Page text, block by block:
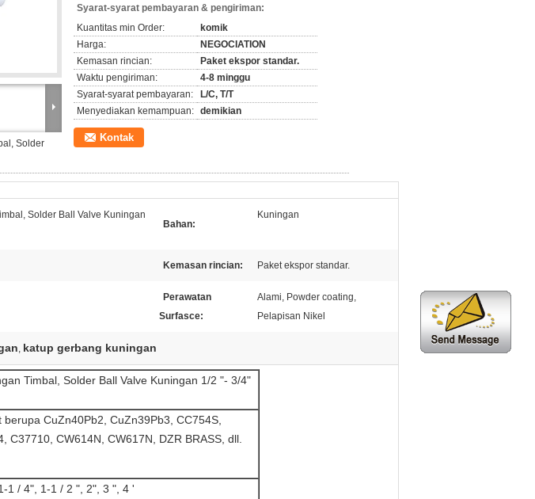
Solder
Syarat-syarat pembayaran & pengiriman:
Kuantitas min Order:
komik
Harga:
NEGOCIATION
Kemasan rincian:
Paket ekspor standar.
Waktu pengiriman:
4-8 minggu
Syarat-syarat pembayaran:
L/C, T/T
Menyediakan kemampuan: demikian
Kontak
Solder Ball Valve Kuningan
Bahan:
Kuningan
Kemasan rincian: Paket ekspor standar.
Perawatan
Surfasce:
Alami, Powder coating,
Pelapisan Nikel
, katup gerbang kuningan
Timbal, Solder Ball Valve Kuningan 1/2 "- 3/4"
berupa CuZn40Pb2, CuZn39Pb3, CC754S,
C37710, CW614N, CW617N, DZR BRASS, dll.
1 / 4", 1-1 / 2 ", 2", 3 ", 4 '